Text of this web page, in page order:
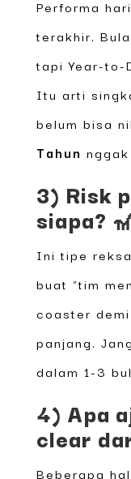
Performa
terakhir.
tapi Year-
Itu arti
belum bisa
Tahun
3) Risk
siapa?
Ini tipe
buat “tim
coaster
panjang.
dalam 1-3
4) Apa
clear
Beberapa